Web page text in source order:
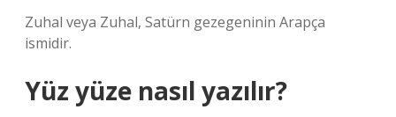
Zuhal veya Zuhal, Satürn gezegeninin Arapça
ismidir.
Yüz yüze nasıl yazılır?